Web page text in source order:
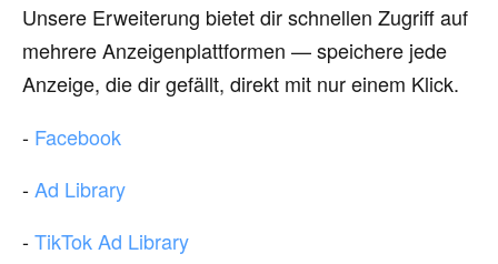
Unsere Erweiterung bietet dir schnellen Zugriff auf
mehrere Anzeigenplattformen — speichere jede
Anzeige, die dir gefällt, direkt mit nur einem Klick.
- Facebook
-Ad Library
-TikTok Ad Library